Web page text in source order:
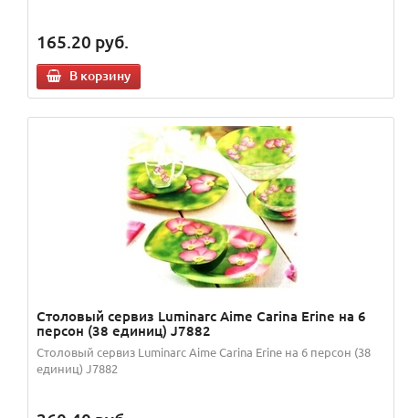
165.20 руб.
В корзину
Столовый сервиз Luminarc Aime Carina Erine на 6
персон (38 единиц) J7882
Столовый сервиз Luminarc Aime Carina Erine на 6 персон (38
единиц) J7882